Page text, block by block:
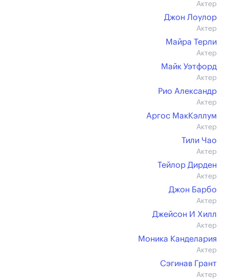
Актер
Джон Лоулор
Актер
Майра Терли
Актер
Майк Уэтфорд
Актер
Рио Александр
Актер
Аргос МакКэллум
Актер
Тили Чао
Актер
Тейлор Дирден
Актер
Джон Барбо
Актер
Джейсон И Хилл
Актер
Моника Канделария
Актер
Сэгинав Грант
Актер